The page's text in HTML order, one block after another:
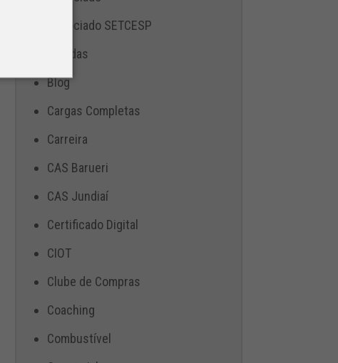
Associado SETCESP
Bebidas
Blog
Cargas Completas
Carreira
CAS Barueri
CAS Jundiaí
Certificado Digital
CIOT
Clube de Compras
Coaching
Combustível